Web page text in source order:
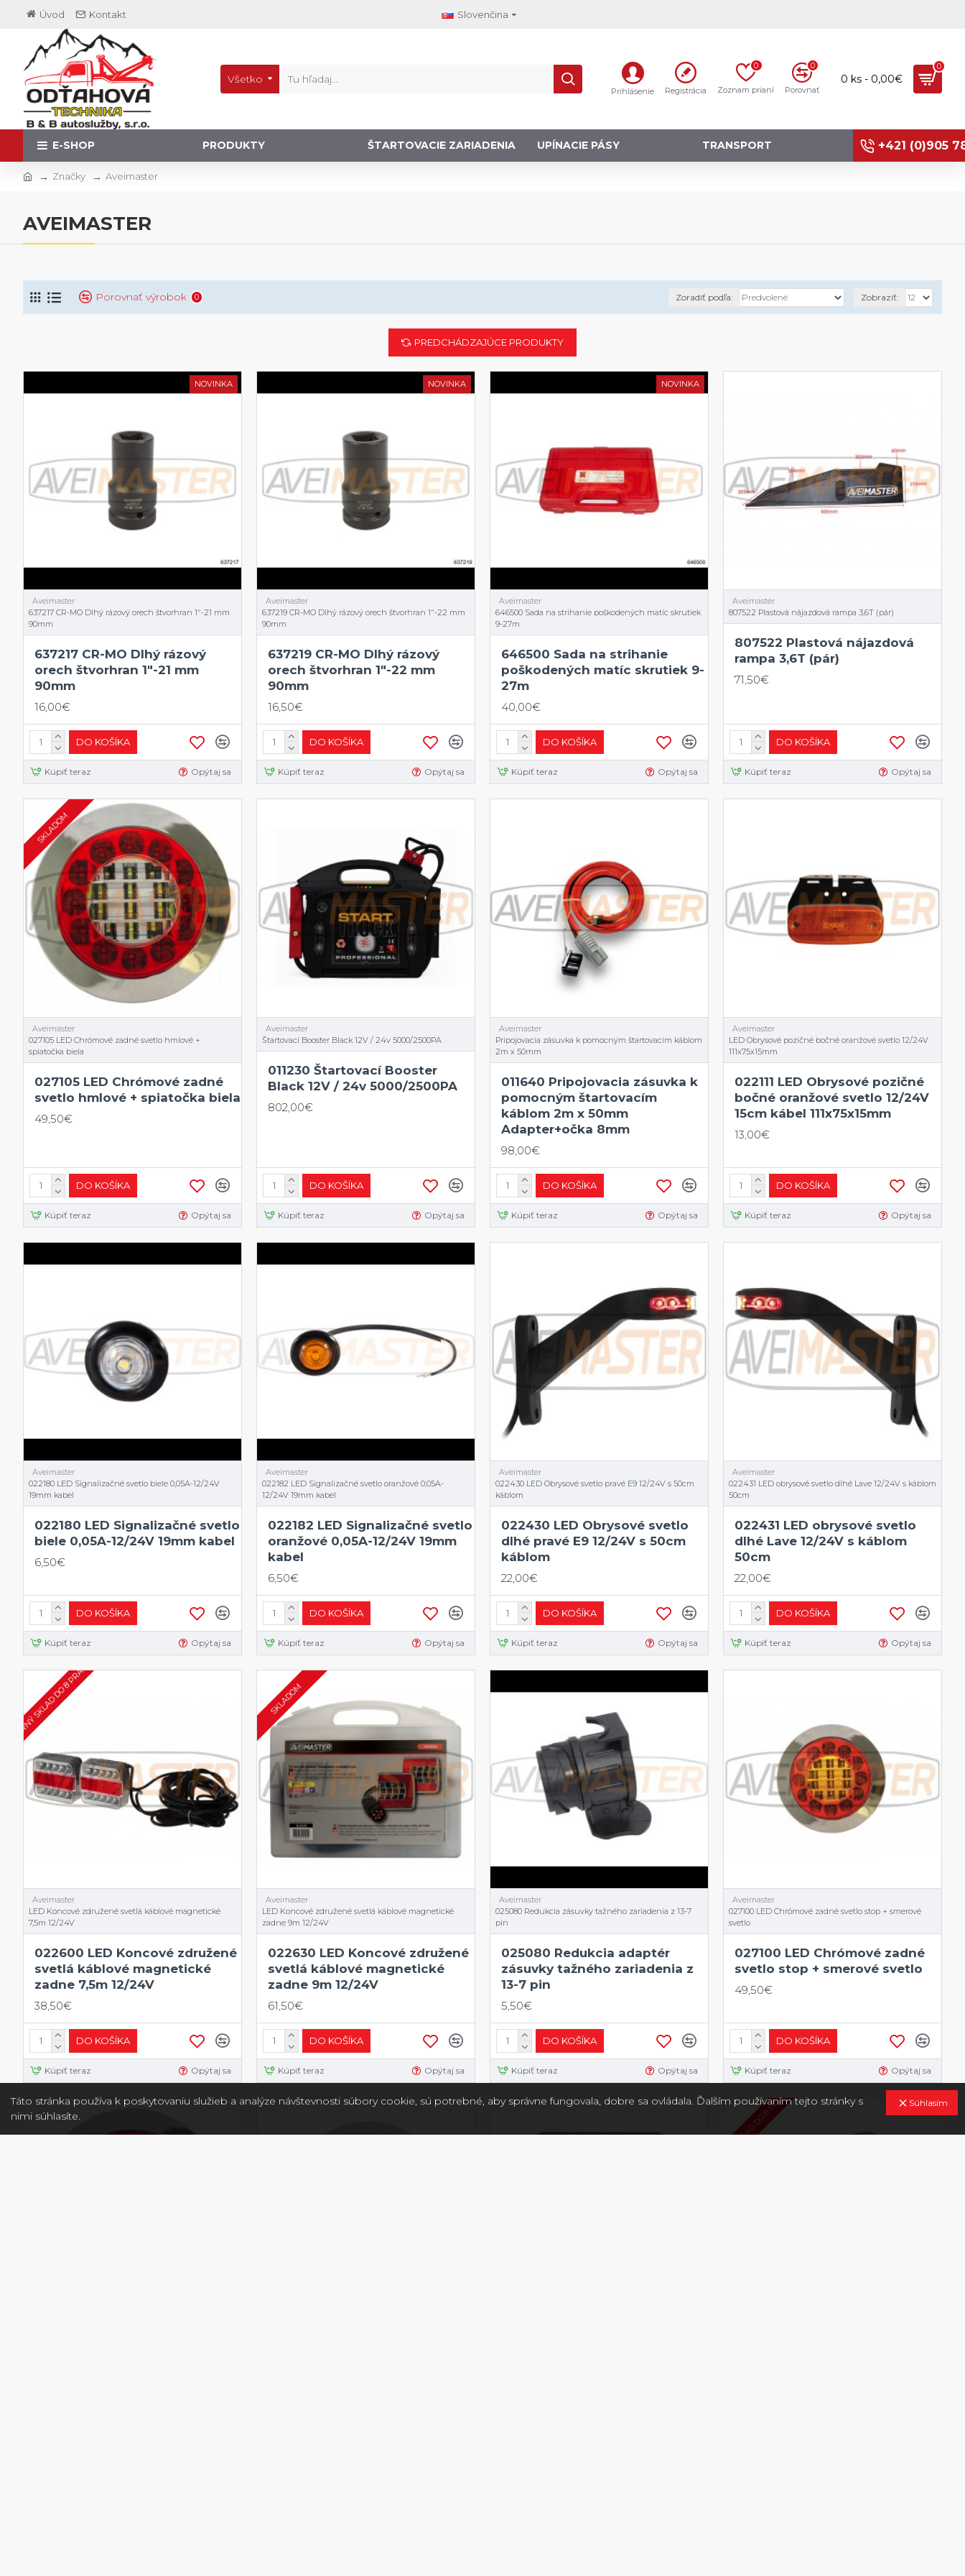
Úvod Kontakt Slovenčina
Všetko
Prihlásenie Registrácia Zoznam prianí
0
Porovnať
0
0 ks - 0,00€
0
E-SHOP PRODUKTY ŠTARTOVACIE ZARIADENIA UPÍNACIE PÁSY TRANSPORT +421 (0)905
Značky Aveimaster
AVEIMASTER
Porovnať výrobok 0 Zoradiť podľa: Zobraziť:
PREDCHÁDZAJÚCE PRODUKTY
NOVINKA
Aveimaster
637217 CR-MO Dlhý rázový orech štvorhran 1"-21 mm
90mm
637217 CR-MO Dlhý rázový
orech štvorhran 1"-21 mm
90mm
16,00€
DO KOŠÍKA
Kúpiť teraz Opýtaj sa
NOVINKA
Aveimaster
637219 CR-MO Dlhý rázový orech štvorhran 1"-22 mm
90mm
637219 CR-MO Dlhý rázový
orech štvorhran 1"-22 mm
90mm
16,50€
DO KOŠÍKA
Kúpiť teraz Opýtaj sa
NOVINKA
Aveimaster
646500 Sada na strihanie poškodených matíc skrutiek
9-27m
646500 Sada na strihanie
poškodených matíc skrutiek 9-
27m
40,00€
DO KOŠÍKA
Kúpiť teraz Opýtaj sa
Aveimaster
807522 Plastová nájazdová rampa 3,6T (pár)
807522 Plastová nájazdová
rampa 3,6T (pár)
71,50€
DO KOŠÍKA
Kúpiť teraz Opýtaj sa
SKLADOM
Aveimaster
027105 LED Chrómové zadné svetlo hmlové +
spiatočka biela
027105 LED Chrómové zadné
svetlo hmlové + spiatočka biela
49,50€
DO KOŠÍKA
Kúpiť teraz Opýtaj sa
Aveimaster
Štartovací Booster Black 12V / 24v 5000/2500PA
011230 Štartovací Booster
Black 12V / 24v 5000/2500PA
802,00€
DO KOŠÍKA
Kúpiť teraz Opýtaj sa
Aveimaster
Pripojovacia zásuvka k pomocným štartovacím káblom
2m x 50mm
011640 Pripojovacia zásuvka k
pomocným štartovacím
káblom 2m x 50mm
Adapter+očka 8mm
98,00€
DO KOŠÍKA
Kúpiť teraz Opýtaj sa
Aveimaster
LED Obrysové pozičné bočné oranžové svetlo 12/24V
111x75x15mm
022111 LED Obrysové pozičné
bočné oranžové svetlo 12/24V
15cm kábel 111x75x15mm
13,00€
DO KOŠÍKA
Kúpiť teraz Opýtaj sa
Aveimaster
022180 LED Signalizačné svetlo biele 0,05A-12/24V
19mm kabel
022180 LED Signalizačné svetlo
biele 0,05A-12/24V 19mm kabel
6,50€
DO KOŠÍKA
Kúpiť teraz Opýtaj sa
Aveimaster
022182 LED Signalizačné svetlo oranžové 0,05A-
12/24V 19mm kabel
022182 LED Signalizačné svetlo
oranžové 0,05A-12/24V 19mm
kabel
6,50€
DO KOŠÍKA
Kúpiť teraz Opýtaj sa
Aveimaster
022430 LED Obrysové svetlo pravé E9 12/24V s 50cm
káblom
022430 LED Obrysové svetlo
dlhé pravé E9 12/24V s 50cm
káblom
22,00€
DO KOŠÍKA
Kúpiť teraz Opýtaj sa
Aveimaster
022431 LED obrysové svetlo dlhé Lave 12/24V s káblom
50cm
022431 LED obrysové svetlo
dlhé Lave 12/24V s káblom
50cm
22,00€
DO KOŠÍKA
Kúpiť teraz Opýtaj sa
EXTERNÝ SKLAD DO 8 PRAC. DNÍ
Aveimaster
LED Koncové združené svetlá káblové magnetické
7,5m 12/24V
022600 LED Koncové združené
svetlá káblové magnetické
zadne 7,5m 12/24V
38,50€
DO KOŠÍKA
Kúpiť teraz Opýtaj sa
SKLADOM
Aveimaster
LED Koncové združené svetlá káblové magnetické
zadne 9m 12/24V
022630 LED Koncové združené
svetlá káblové magnetické
zadne 9m 12/24V
61,50€
DO KOŠÍKA
Kúpiť teraz Opýtaj sa
Aveimaster
025080 Redukcia zásuvky tažného zariadenia z 13-7
pin
025080 Redukcia adaptér
zásuvky tažného zariadenia z
13-7 pin
5,50€
DO KOŠÍKA
Kúpiť teraz Opýtaj sa
Aveimaster
027100 LED Chrómové zadné svetlo stop + smerové
svetlo
027100 LED Chrómové zadné
svetlo stop + smerové svetlo
49,50€
DO KOŠÍKA
Kúpiť teraz Opýtaj sa
EXTERNÝ SKLAD DO 8 PRAC. DNÍ Súhlasím
Táto stránka používa k poskytovaniu služieb a analýze návštevnosti súbory cookie, sú potrebné, aby správne fungovala, dobre sa ovládala. Ďalším používaním tejto stránky s
nimi súhlasíte.